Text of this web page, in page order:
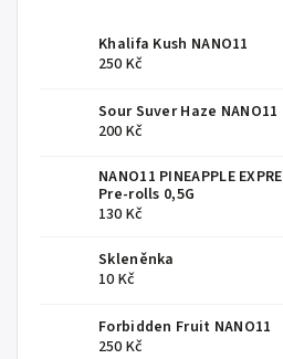
Khalifa Kush NANO11
250 Kč
Sour Suver Haze NANO11
200 Kč
NANO11 PINEAPPLE
Pre-rolls 0,5G
130 Kč
Skleněnka
10 Kč
Forbidden Fruit NANO11
250 Kč